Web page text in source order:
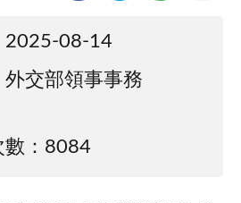
2025-08-14
交部領事事務
數：8084